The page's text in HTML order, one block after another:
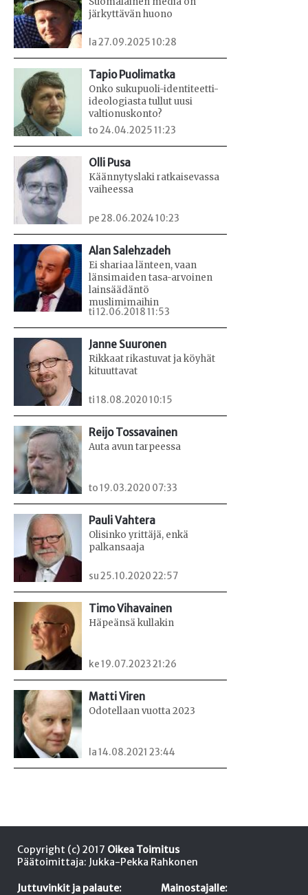
järkyttävän huono
la 27.09.2025 10:28
Tapio Puolimatka
Onko sukupuoli-identiteetti-
ideologiasta tullut uusi
valtionuskonto?
to 24.04.2025 11:23
Olli Pusa
Käännytyslaki ratkaisevassa
vaiheessa
pe 28.06.2024 10:23
Alan Salehzadeh
Ei shariaa länteen, vaan
länsimaiden tasa-arvoinen
lainsäädäntö
muslimimaihin
ti 12.06.2018 11:53
Janne Suuronen
Rikkaat rikastuvat ja köyhät
kituuttavat
ti 18.08.2020 10:15
Reijo Tossavainen
Auta avun tarpeessa
to 19.03.2020 07:33
Pauli Vahtera
Olisinko yrittäjä, enkä
palkansaaja
su 25.10.2020 22:57
Timo Vihavainen
Häpeänsä kullakin
ke 19.07.2023 21:26
Matti Viren
Odotellaan vuotta 2023
la 14.08.2021 23:44
Copyright (c) 2017 Oikea Toimitus
Päätoimittaja: Jukka-Pekka Rahkonen
Juttuvinkit ja palaute:
Mainostajalle: